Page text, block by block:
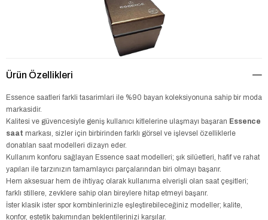
Ürün Özellikleri
Essence saatleri farkli tasarimlari ile %90 bayan koleksiyonuna sahip bir moda
markasidir.
Kalitesi ve güvencesiyle geniş kullanıcı kitlelerine ulaşmayı başaran Essence
saat markası, sizler için birbirinden farklı görsel ve işlevsel özelliklerle
donatılan saat modelleri dizayn eder.
Kullanım konforu sağlayan Essence saat modelleri; şık silüetleri, hafif ve rahat
yapıları ile tarzınızın tamamlayıcı parçalarından biri olmayı başarır.
Hem aksesuar hem de ihtiyaç olarak kullanıma elverişli olan saat çeşitleri;
farklı stillere, zevklere sahip olan bireylere hitap etmeyi başarır.
İster klasik ister spor kombinlerinizle eşleştirebileceğiniz modeller; kalite,
konfor, estetik bakımından beklentilerinizi karşılar.